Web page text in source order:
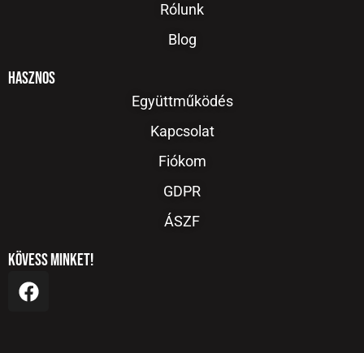
Rólunk
Blog
Hasznos
Együttműködés
Kapcsolat
Fiókom
GDPR
ÁSZF
Kövess minket!
F
a